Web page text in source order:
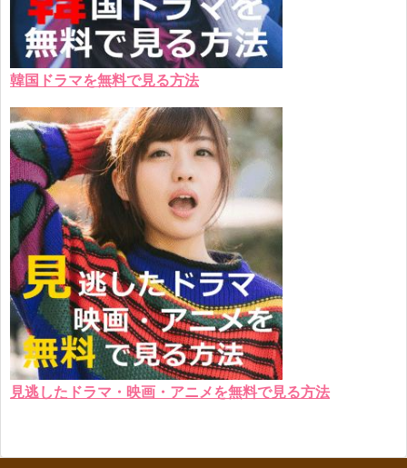
韓国ドラマを無料で見る方法
見逃したドラマ・映画・アニメを無料で見る方法